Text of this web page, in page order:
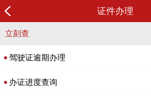
证件办理
立刻查
驾驶证逾期办理
办证进度查询